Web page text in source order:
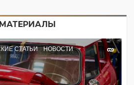
СТАТЬИ НОВОСТИ